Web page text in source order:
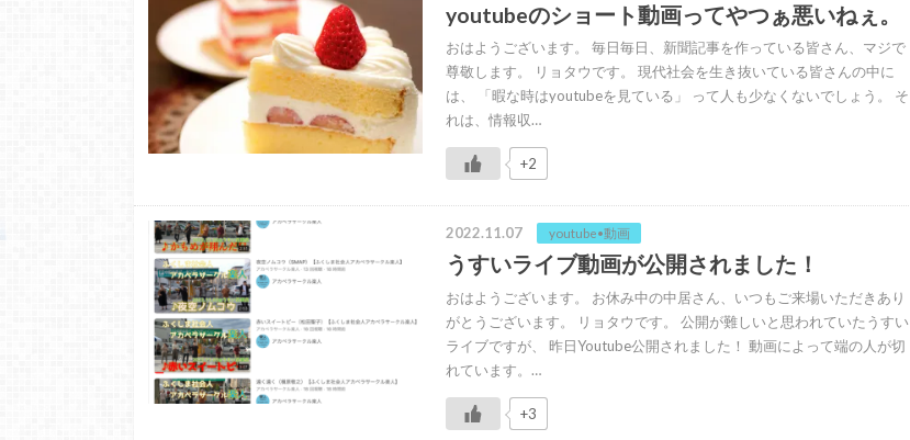
youtubeのショート動画ってやつぁ悪いねぇ。
おはようございます。 毎日毎日、新聞記事を作っている皆さん、マジで
尊敬します。 リョタウです。 現代社会を生き抜いている皆さんの中に
は、 「暇な時はyoutubeを見ている」 って人も少なくないでしょう。 そ
れは、情報収…
+2
2022.11.07 youtube•動画
うすいライブ動画が公開されました！
おはようございます。 お休み中の中居さん、いつもご来場いただきあり
がとうございます。 リョタウです。 公開が難しいと思われていたうすい
ライブですが、 昨日Youtube公開されました！ 動画によって端の人が切
れています。…
+3